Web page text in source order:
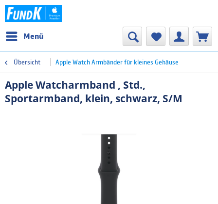
Menü
Übersicht Apple Watch Armbänder für kleines Gehäuse
Apple Watcharmband , Std.,
Sportarmband, klein, schwarz, S/M